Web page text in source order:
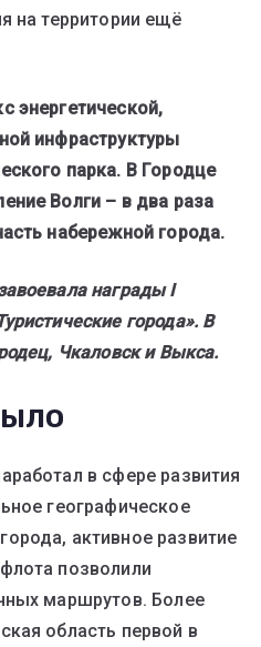
на территории ещё
энергетической,
инфраструктуры
парка. В Городце
Волги – в два раза
набережной города.
награды I
города». В
Чкаловск и Выкса.
в сфере развития
географическое
активное развитие
позволили
маршрутов. Более
область первой в